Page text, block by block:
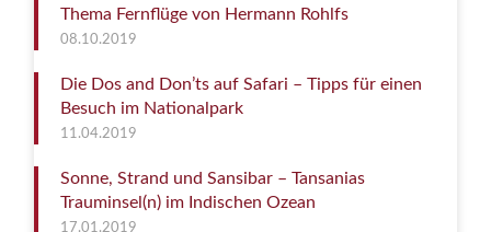
Thema Fernflüge von Hermann Rohlfs
08.10.2019
Die Dos and Don’ts auf Safari – Tipps für einen
Besuch im Nationalpark
11.04.2019
Sonne, Strand und Sansibar – Tansanias
Trauminsel(n) im Indischen Ozean
17.01.2019